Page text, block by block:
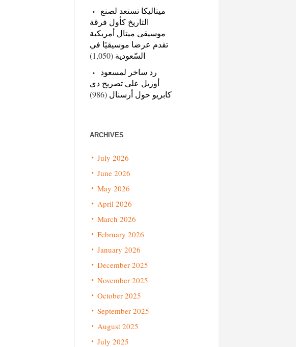
ميتاليكا تستعد لصنع
التاريخ كأول فرقة
موسيقى ميتال أمريكية
تقدم عرضا موسيقيًا في
السّعودية (1,050)
رد ساخر لمسعود
أوزيل على تصريح دي
كابريو حول أرسنال (986)
ARCHIVES
July 2026
June 2026
May 2026
April 2026
March 2026
February 2026
January 2026
December 2025
November 2025
October 2025
September 2025
August 2025
July 2025